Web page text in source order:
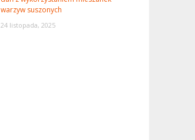
warzyw suszonych
24 listopada, 2025